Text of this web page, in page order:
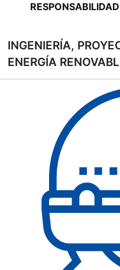
INGENIERÍA,
ENERGÍA